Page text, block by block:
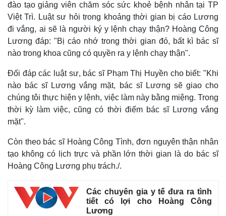
đào tạo giảng viên chăm sóc sức khoẻ bệnh nhân tại TP
Việt Trì. Luật sư hỏi trong khoảng thời gian bị cáo Lương
đi vắng, ai sẽ là người ký y lệnh chạy thận? Hoàng Công
Lương đáp: "Bị cáo nhớ trong thời gian đó, bất kì bác sĩ
nào trong khoa cũng có quyền ra y lệnh chạy thận".
Đối đáp các luật sư, bác sĩ Phạm Thị Huyền cho biết: "Khi
nào bác sĩ Lương vắng mặt, bác sĩ Lương sẽ giao cho
chúng tôi thực hiện y lệnh, việc làm này bằng miệng. Trong
thời kỳ làm việc, cũng có thời điểm bác sĩ Lương vắng
mặt".
Còn theo bác sĩ Hoàng Công Tình, đơn nguyên thận nhân
tạo không có lịch trực và phần lớn thời gian là do bác sĩ
Hoàng Công Lương phụ trách./.
Các chuyên gia y tế đưa ra tình
tiết có lợi cho Hoàng Công
Lương